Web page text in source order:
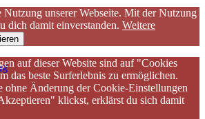
Nutzung unserer Webseite. Mit der Nutzung
dich damit einverstanden. Weitere
auf dieser Website sind auf "Cookies
das beste Surferlebnis zu ermöglichen.
ohne Änderung der Cookie-Einstellungen
klickst, erklärst du sich damit